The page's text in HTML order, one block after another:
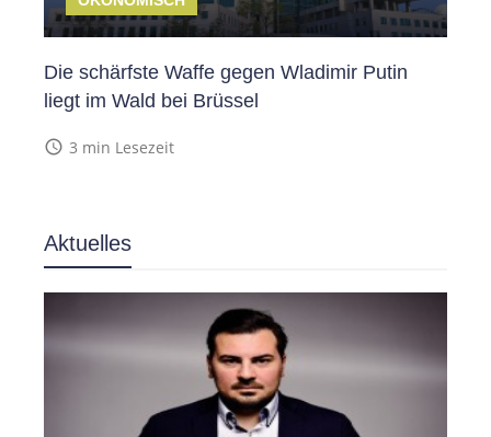
Die schärfste Waffe gegen Wladimir Putin
liegt im Wald bei Brüssel
access_time 3 min Lesezeit
Aktuelles